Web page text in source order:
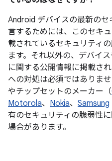
Android デバイスの最新の
言するためには、このセキ
載されているセキュリティ
ます。それ以外の、デバイ
に関する公開情報に掲載さ
への対処は必須ではありま
やチップセットのメーカー（
Motorola、 Nokia、 Samsung
有のセキュリティの脆弱性
場合があります。